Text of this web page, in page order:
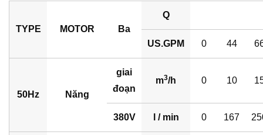
TYPE MOTOR Ba
Q
US.GPM 0 44
50Hz Năng
giai
đoạn
m3/h 0 10
380V l / min 0 167